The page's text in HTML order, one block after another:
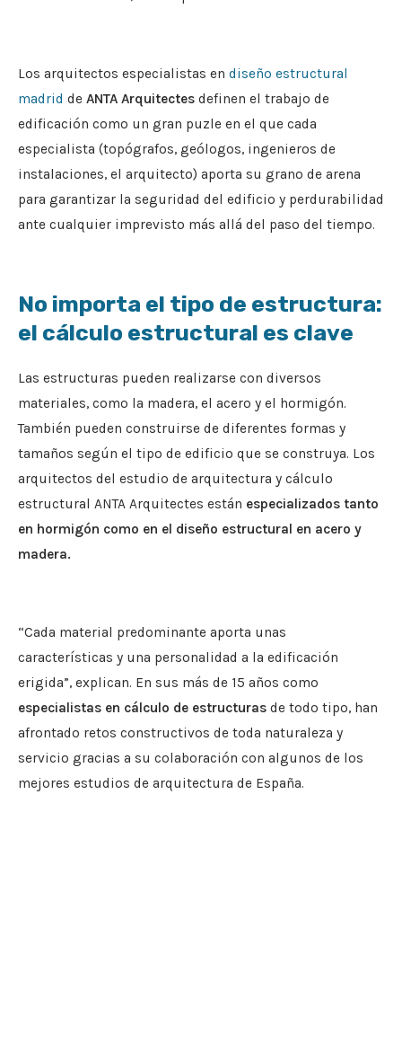
Los arquitectos especialistas en diseño estructural
madrid de ANTA Arquitectes definen el trabajo de
edificación como un gran puzle en el que cada
especialista (topógrafos, geólogos, ingenieros de
instalaciones, el arquitecto) aporta su grano de arena
para garantizar la seguridad del edificio y perdurabilidad
ante cualquier imprevisto más allá del paso del tiempo.
No importa el tipo de estructura:
el cálculo estructural es clave
Las estructuras pueden realizarse con diversos
materiales, como la madera, el acero y el hormigón.
También pueden construirse de diferentes formas y
tamaños según el tipo de edificio que se construya. Los
arquitectos del estudio de arquitectura y cálculo
estructural ANTA Arquitectes están especializados tanto
en hormigón como en el diseño estructural en acero y
madera.
“Cada material predominante aporta unas
características y una personalidad a la edificación
erigida”, explican. En sus más de 15 años como
especialistas en cálculo de estructuras de todo tipo, han
afrontado retos constructivos de toda naturaleza y
servicio gracias a su colaboración con algunos de los
mejores estudios de arquitectura de España.